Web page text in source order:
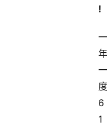
!
一
年
一
度
6
1